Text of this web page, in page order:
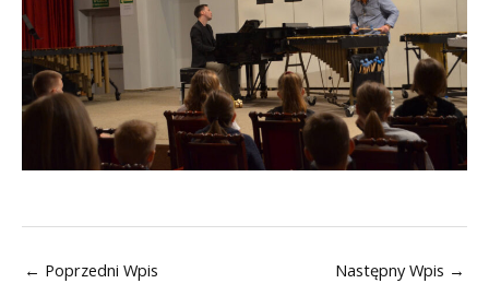
← Poprzedni Wpis Następny Wpis →